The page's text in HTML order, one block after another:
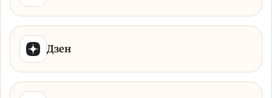
Дзен